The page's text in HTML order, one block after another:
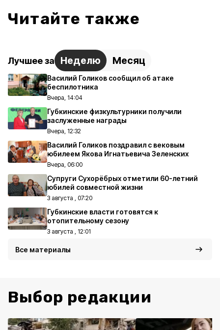
Читайте также
Лучшее за Неделю Месяц
Василий Голиков сообщил об атаке
беспилотника
Вчера, 14:04
Губкинские физкультурники получили
заслуженные награды
Вчера, 12:32
Василий Голиков поздравил с вековым
юбилеем Якова Игнатьевича Зеленских
Вчера, 06:00
Супруги Сухорёбрых отметили 60-летний
юбилей совместной жизни
3 августа , 07:20
Губкинские власти готовятся к
отопительному сезону
3 августа , 12:01
Все материалы
Выбор редакции